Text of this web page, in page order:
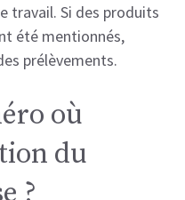
travail. Si des produits
été mentionnés,
prélèvements.
où
du